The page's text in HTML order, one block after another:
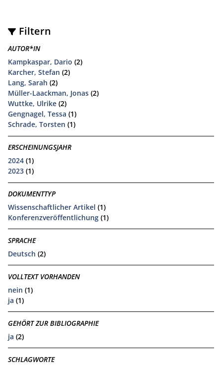
Filtern
AUTOR*IN
Kampkaspar, Dario (2)
Karcher, Stefan (2)
Lang, Sarah (2)
Müller-Laackman, Jonas (2)
Wuttke, Ulrike (2)
Gengnagel, Tessa (1)
Schrade, Torsten (1)
ERSCHEINUNGSJAHR
2024 (1)
2023 (1)
DOKUMENTTYP
Wissenschaftlicher Artikel (1)
Konferenzveröffentlichung (1)
SPRACHE
Deutsch (2)
VOLLTEXT VORHANDEN
nein (1)
ja (1)
GEHÖRT ZUR BIBLIOGRAPHIE
ja (2)
SCHLAGWORTE